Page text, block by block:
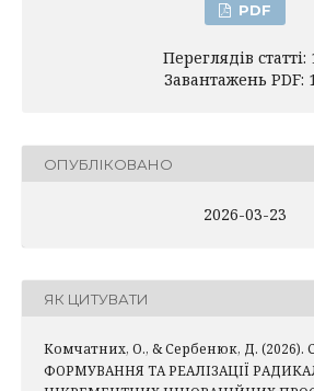
PDF
Переглядів статті:
Завантажень PDF:
ОПУБЛІКОВАНО
2026-03-23
ЯК ЦИТУВАТИ
Комчатних, О., & Сербенюк, Д.
ФОРМУВАННЯ ТА РЕАЛІЗАЦІЇ